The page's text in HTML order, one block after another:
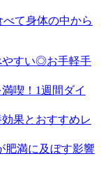
べて身体の中から
やすい◎お手軽手
喫！1週間ダイ
果とおすすめレ
肥満に及ぼす影響